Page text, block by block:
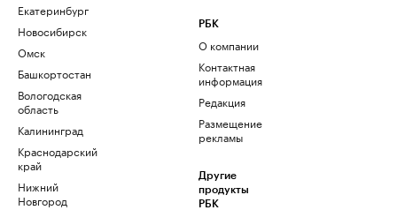
Екатеринбург
Новосибирск
Омск
Башкортостан
Вологодская
область
Калининград
Краснодарский
край
Нижний
Новгород
РБК
О компании
Контактная
информация
Редакция
Размещение
рекламы
Другие
продукты
РБК